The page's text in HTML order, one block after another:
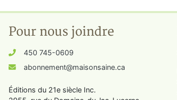
Pour nous joindre
450 745-0609
abonnement@maisonsaine.ca
Éditions du 21e siècle Inc.